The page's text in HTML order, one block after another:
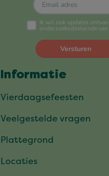
Informatie
Vierdaagsefeesten
Veelgestelde vragen
Plattegrond
Locaties